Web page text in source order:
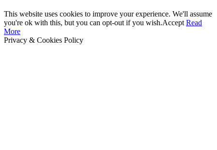
This website uses cookies to improve your experience. We'll assume
you're ok with this, but you can opt-out if you wish.Accept Read
More
Privacy & Cookies Policy